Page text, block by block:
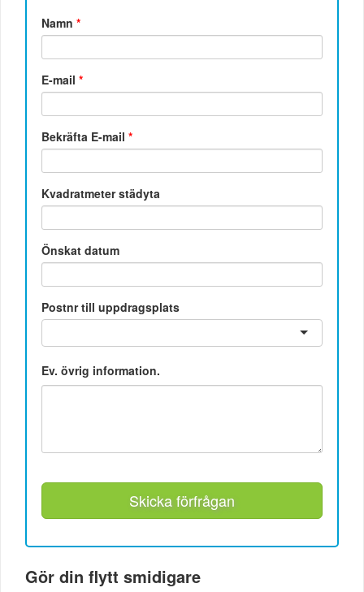
Namn*
E-mail*
Bekräfta E-mail*
Kvadratmeter städyta
Önskat datum
Postnr till uppdragsplats
Ev. övrig information.
Skicka förfrågan
Gör din flytt smidigare